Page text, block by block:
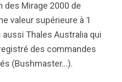
des Mirage 2000 de
valeur supérieure à 1
aussi Thales Australia qui
des commandes
(Bushmaster…).